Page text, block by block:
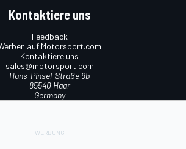
Kontaktiere uns
Feedback
auf Motorsport.com
Kontaktiere uns
sales@motorsport.com
Hans-Pinsel-Straße 9b
85540 Haar
Germany
Utiq verwalten